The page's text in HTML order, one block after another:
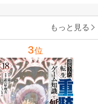
ミック） 6巻
（
もっと見る
3位